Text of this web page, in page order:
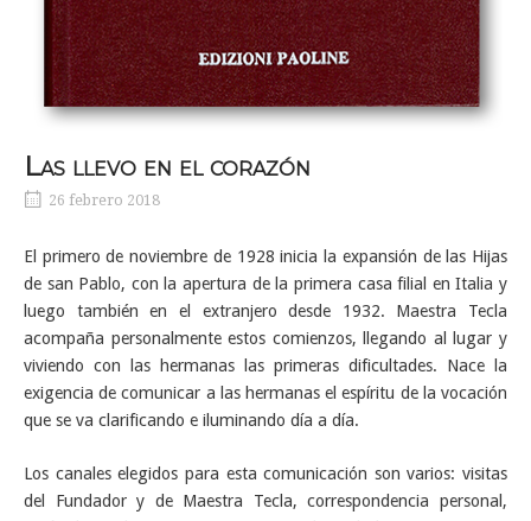
Las llevo en el corazón
26 febrero 2018
El primero de noviembre de 1928 inicia la expansión de las Hijas
de san Pablo, con la apertura de la primera casa filial en Italia y
luego también en el extranjero desde 1932. Maestra Tecla
acompaña personalmente estos comienzos, llegando al lugar y
viviendo con las hermanas las primeras dificultades. Nace la
exigencia de comunicar a las hermanas el espíritu de la vocación
que se va clarificando e iluminando día a día.
Los canales elegidos para esta comunicación son varios: visitas
del Fundador y de Maestra Tecla, correspondencia personal,